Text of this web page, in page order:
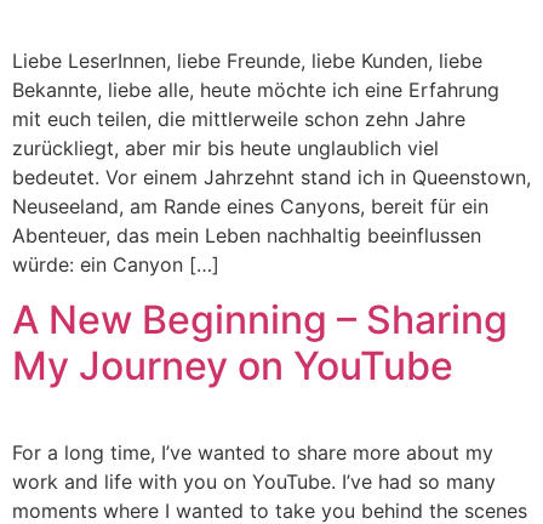
Liebe LeserInnen, liebe Freunde, liebe Kunden, liebe
Bekannte, liebe alle, heute möchte ich eine Erfahrung
mit euch teilen, die mittlerweile schon zehn Jahre
zurückliegt, aber mir bis heute unglaublich viel
bedeutet. Vor einem Jahrzehnt stand ich in Queenstown,
Neuseeland, am Rande eines Canyons, bereit für ein
Abenteuer, das mein Leben nachhaltig beeinflussen
würde: ein Canyon […]
A New Beginning – Sharing
My Journey on YouTube
For a long time, I’ve wanted to share more about my
work and life with you on YouTube. I’ve had so many
moments where I wanted to take you behind the scenes